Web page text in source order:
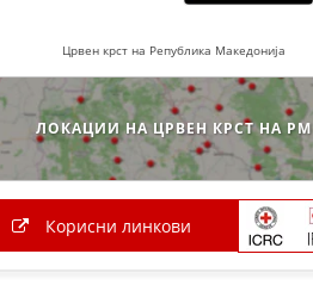
Црвен крст на Република Македонија
ЛОКАЦИИ НА ЦРВЕН КРСТ НА РМ
Корисни линкови